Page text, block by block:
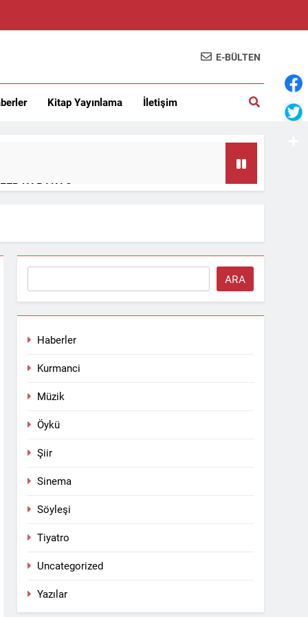
E-BÜLTEN
Kitap Yayınlama İletişim
KARAKAŞ
– lokman kurucu
ARA
Haberler
Kurmanci
Müzik
Öykü
Şiir
Sinema
Söyleşi
Tiyatro
Uncategorized
Yazılar